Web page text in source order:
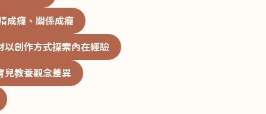
成癮、關係成癮
以創作方式探索內在經驗
兒教養觀念差異